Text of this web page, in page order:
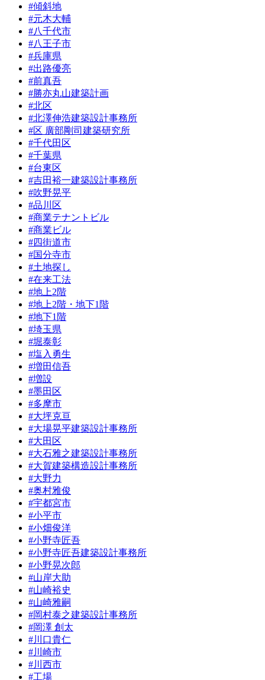
#傾斜地
#元木大輔
#八千代市
#八王子市
#兵庫県
#出路優亮
#前真吾
#勝亦丸山建築計画
#北区
#北澤伸浩建築設計事務所
#区 廣部剛司建築研究所
#千代田区
#千葉県
#台東区
#吉田裕一建築設計事務所
#吹野晃平
#品川区
#商業テナントビル
#商業ビル
#四街道市
#国分寺市
#土地探し
#在来工法
#地上2階
#地上2階・地下1階
#地下1階
#埼玉県
#堀泰彰
#塩入勇生
#増田信吾
#増設
#墨田区
#多摩市
#大坪克亘
#大場晃平建築設計事務所
#大田区
#大石雅之建築設計事務所
#大賀建築構造設計事務所
#大野力
#奥村雅俊
#宇都宮市
#小平市
#小畑俊洋
#小野寺匠吾
#小野寺匠吾建築設計事務所
#小野晃次郎
#山岸大助
#山崎裕史
#山崎雅嗣
#岡村泰之建築設計事務所
#岡澤 創太
#川口貴仁
#川崎市
#川西市
#工場